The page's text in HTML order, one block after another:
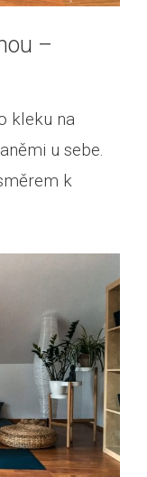
–
kleku na
u sebe.
k